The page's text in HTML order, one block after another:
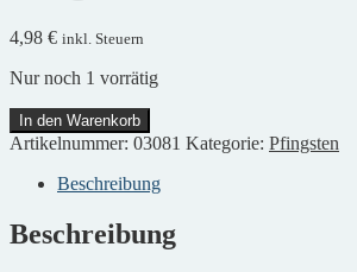
4,98 € inkl. Steuern
Nur noch 1 vorrätig
Pfingsten,
Maikäfer,
Menge
In den Warenkorb
Artikelnummer: 03081 Kategorie: Pfingsten
Beschreibung
Beschreibung